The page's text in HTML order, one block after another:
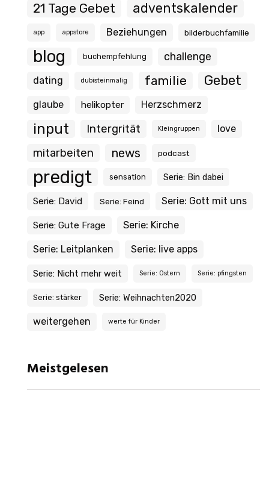
21 Tage Gebet adventskalender
app appstore Beziehungen bilderbuchfamilie
blog buchempfehlung challenge
dating dubisteinmalig familie Gebet
glaube helikopter Herzschmerz
input Intergrität Kleingruppen love
mitarbeiten news podcast
predigt sensation Serie: Bin dabei
Serie: David Serie: Feind Serie: Gott mit uns
Serie: Gute Frage Serie: Kirche
Serie: Leitplanken Serie: live apps
Serie: Nicht mehr weit Serie: Ostern Serie: pfingsten
Serie: stärker Serie: Weihnachten2020
weitergehen werte für Kinder
Meistgelesen